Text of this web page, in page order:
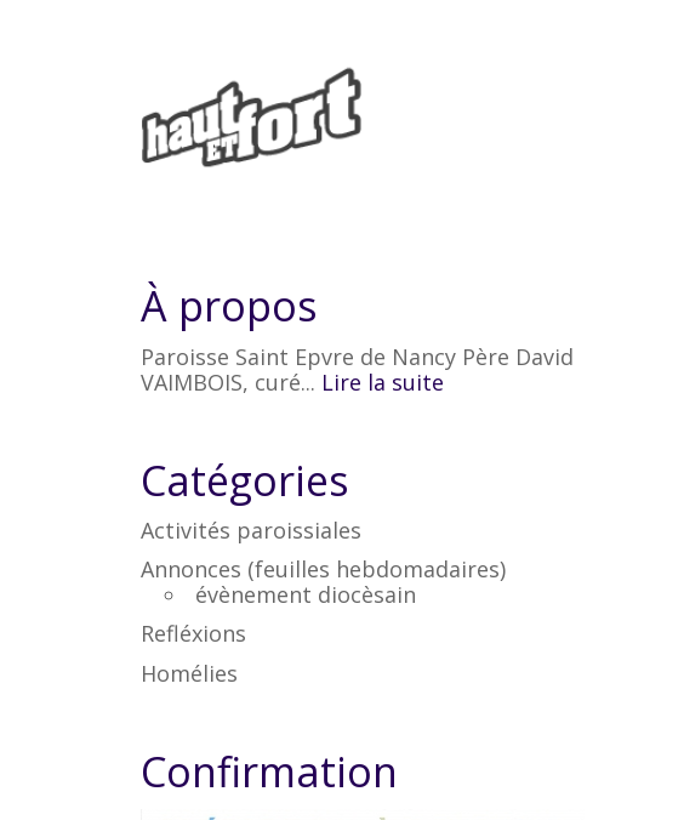
À propos
Paroisse Saint Epvre de Nancy Père David
VAIMBOIS, curé... Lire la suite
Catégories
Activités paroissiales
Annonces (feuilles hebdomadaires)
évènement diocèsain
Refléxions
Homélies
Confirmation